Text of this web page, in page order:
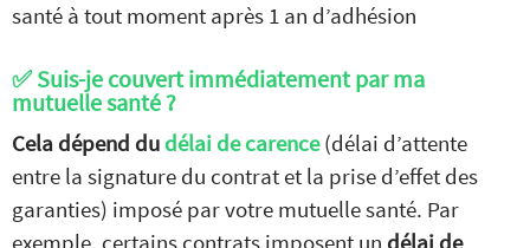
santé à tout moment après 1 an d’adhésion
✅ Suis-je couvert immédiatement par ma
mutuelle santé ?
Cela dépend du délai de carence(délai d’attente
entre la signature du contrat et la prise d’effet des
garanties) imposé par votre mutuelle santé. Par